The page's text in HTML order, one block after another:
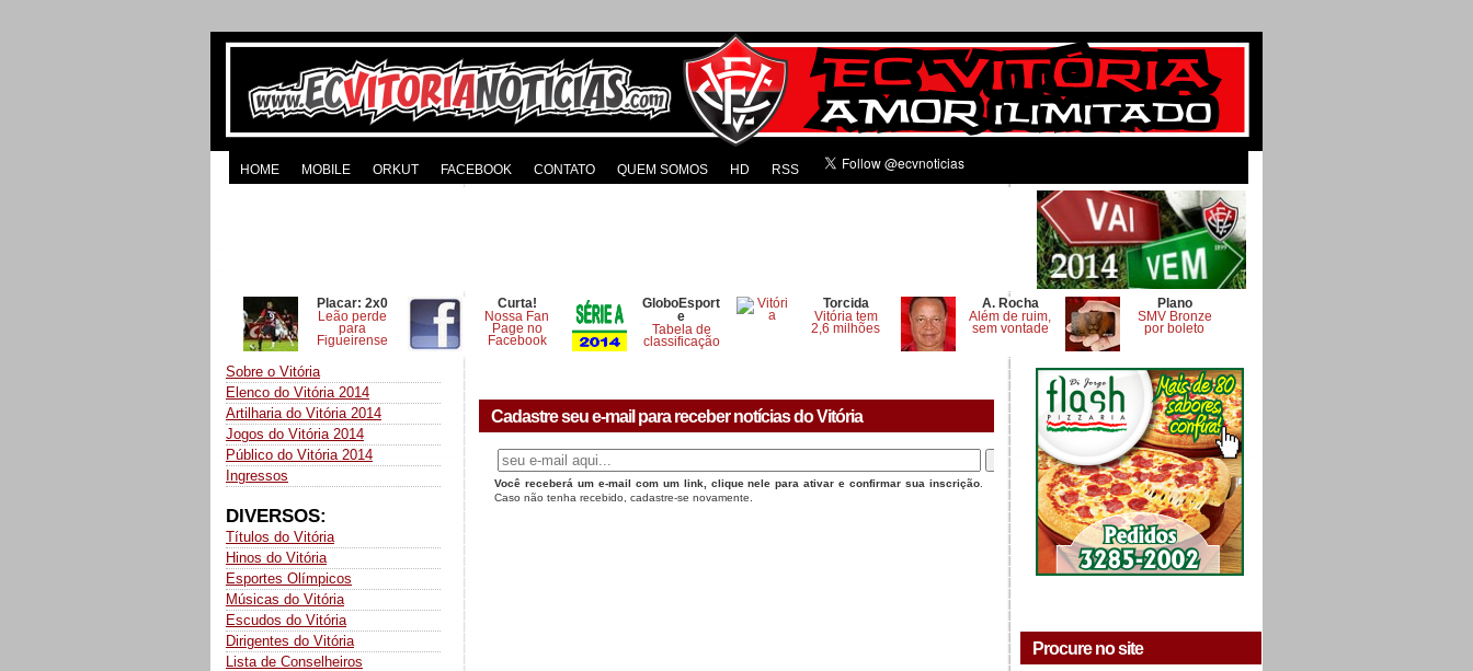
HOME MOBILE ORKUT FACEBOOK CONTATO QUEM SOMOS HD RSS
Placar: 2x0
Leão perde
para
Figueirense
Curta!
Nossa Fan
Page no
Facebook
GloboEsport
e
Tabela de
classificação
Torcida
Vitória tem
2,6 milhões
A. Rocha
Além de ruim,
sem vontade
Plano
SMV Bronze
por boleto
Sobre o Vitória
Elenco do Vitória 2014
Artilharia do Vitória 2014
Jogos do Vitória 2014
Público do Vitória 2014
Ingressos
DIVERSOS:
Títulos do Vitória
Hinos do Vitória
Esportes Olímpicos
Músicas do Vitória
Escudos do Vitória
Dirigentes do Vitória
Lista de Conselheiros
Cadastre seu e-mail para receber notícias do Vitória
Você receberá um e-mail com um link, clique nele para ativar e confirmar sua inscrição
Caso não tenha recebido, cadastre-se novamente.
Procure no site